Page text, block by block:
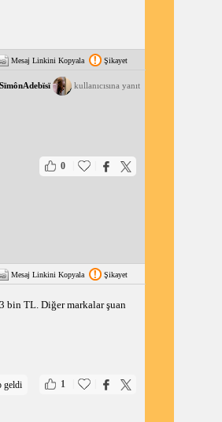
Mesaj Linkini Kopyala Şikayet
SïmônAdebïsï kullanıcısına yanıt
0
Mesaj Linkini Kopyala Şikayet
bin TL. Diğer markalar şuan
1
geldi